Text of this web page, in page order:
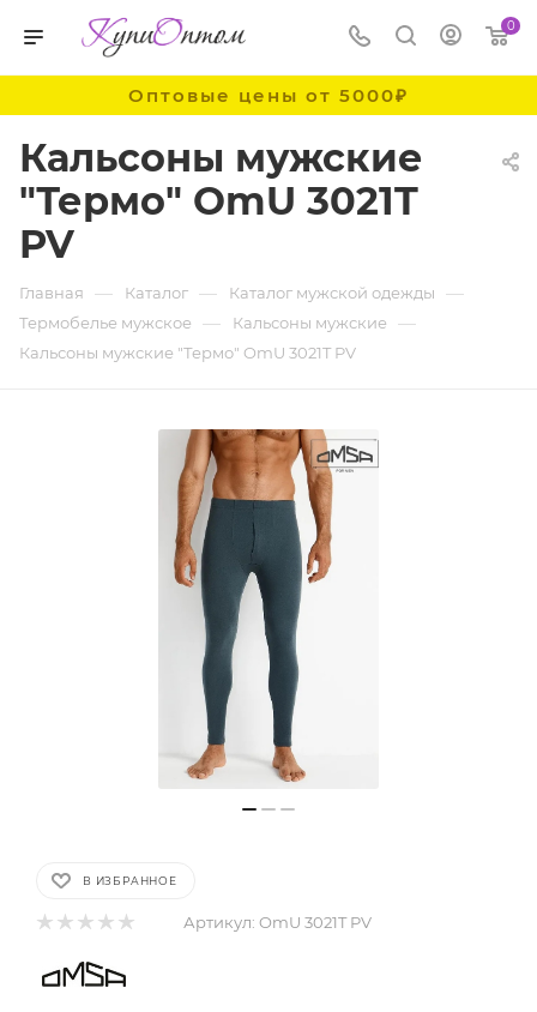
0
Оптовые цены от 5000₽
Кальсоны мужские
"Термо" OmU 3021T
PV
Главная — Каталог — Каталог мужской одежды —
Термобелье мужское — Кальсоны мужские —
Кальсоны мужские "Термо" OmU 3021T PV
В ИЗБРАННОЕ
Артикул: OmU 3021T PV